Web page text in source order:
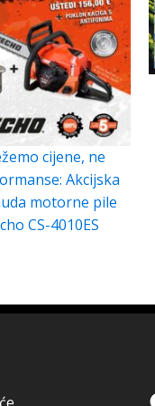
cijene, ne
Akcijska
motorne pile
CS-4010ES